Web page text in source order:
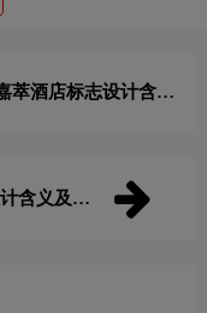
萃酒店标志设计含义
含义及酒